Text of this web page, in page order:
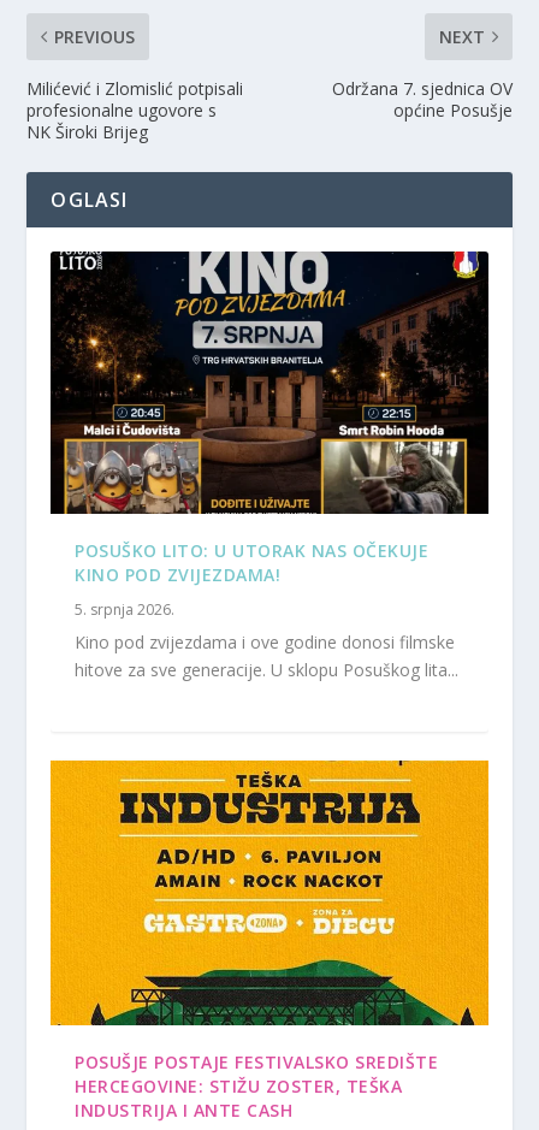
PREVIOUS
Milićević i Zlomislić potpisali
profesionalne ugovore s
NK Široki Brijeg
NEXT
Održana 7. sjednica OV
općine Posušje
OGLASI
POSUŠKO LITO: U UTORAK NAS OČEKUJE
KINO POD ZVIJEZDAMA!
5. srpnja 2026.
Kino pod zvijezdama i ove godine donosi filmske
hitove za sve generacije. U sklopu Posuškog lita...
POSUŠJE POSTAJE FESTIVALSKO SREDIŠTE
HERCEGOVINE: STIŽU ZOSTER, TEŠKA
INDUSTRIJA I ANTE CASH